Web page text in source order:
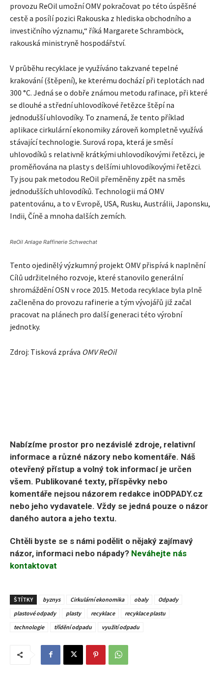
provozu ReOil umožní OMV pokračovat po této úspěšné
cestě a posílí pozici Rakouska z hlediska obchodního a
investičního významu,“ říká Margarete Schramböck,
rakouská ministryně hospodářství.
V průběhu recyklace je využíváno takzvané tepelné
krakování (štěpení), ke kterému dochází při teplotách nad
300 °C. Jedná se o dobře známou metodu rafinace, při které
se dlouhé a střední uhlovodíkové řetězce štěpí na
jednodušší uhlovodíky. To znamená, že tento příklad
aplikace cirkulární ekonomiky zároveň kompletně využívá
stávající technologie. Surová ropa, která je směsí
uhlovodíků s relativně krátkými uhlovodíkovými řetězci, je
proměňována na plasty s delšími uhlovodíkovými řetězci.
Ty jsou pak metodou ReOil přeměněny zpět na směs
jednodušších uhlovodíků. Technologii má OMV
patentovánu, a to v Evropě, USA, Rusku, Austrálii, Japonsku,
Indii, Číně a mnoha dalších zemích.
ReOil Anlage Raffinerie Schwechat
Tento ojedinělý výzkumný projekt OMV přispívá k naplnění
Cílů udržitelného rozvoje, které stanovilo generální
shromáždění OSN v roce 2015. Metoda recyklace byla plně
začleněna do provozu rafinerie a tým vývojářů již začal
pracovat na plánech pro další generaci této výrobní
jednotky.
Zdroj: Tisková zpráva OMV ReOil
Nabízíme prostor pro nezávislé zdroje, relativní
informace a různé názory nebo komentáře. Náš
otevřený přístup a volný tok informací je určen
všem. Publikované texty, příspěvky nebo
komentáře nejsou názorem redakce inODPADY.cz
nebo jeho vydavatele. Vždy se jedná pouze o názor
daného autora a jeho textu.
Chtěli byste se s námi podělit o nějaký zajímavý
názor, informaci nebo nápady? Neváhejte nás
kontaktovat
ŠTÍTKY byznys Cirkulární ekonomika obaly
Odpady
plastové odpady
plasty recyklace
recyklace plastu
technologie
třídění odpadu využití odpadu